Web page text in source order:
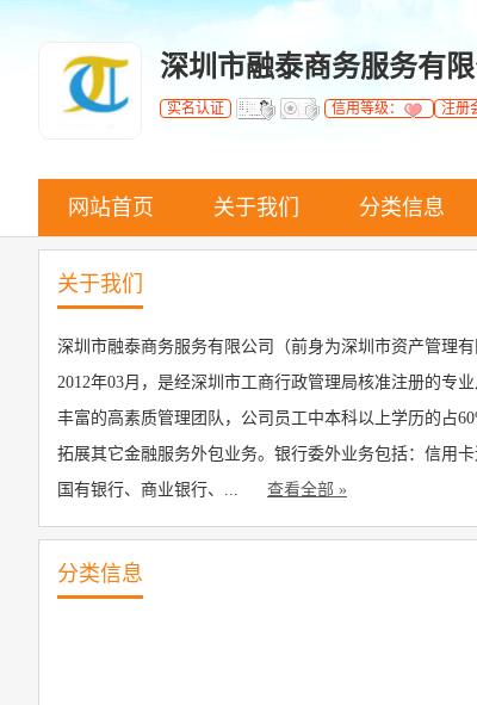
深圳市融泰商务服务有限
实名认证 信用等级： 注册
网站首页 关于我们 分类信息
关于我们
深圳市融泰商务服务有限公司（前身为深圳市资产管理
2012年03月，是经深圳市工商行政管理局核准注册的专
丰富的高素质管理团队，公司员工中本科以上学历的占
拓展其它金融服务外包业务。银行委外业务包括：信用
国有银行、商业银行、...
查看全部 »
分类信息